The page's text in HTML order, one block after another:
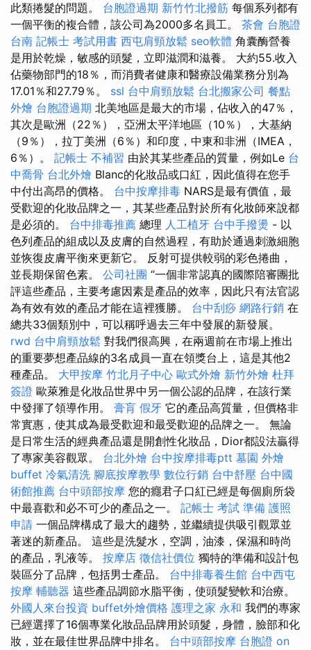
此類捲髮的問題。 台胞證過期 新竹竹北撥筋 每個系列都有
一個平衡的複合體，該公司為2000多名員工。 茶會 台胞證
台南 記帳士 考試用書 西屯肩頸放鬆 seo軟體 角囊酶營養
是用於乾燥，敏感的頭髮，立即滋潤和滋養。 大約55.收入
佔藥物部門的18％，而消費者健康和醫療設備業務分別為
17.01％和27.79％。 ssl 台中肩頸放鬆 台北搬家公司 餐點
外燴 台胞證過期 北美地區是最大的市場，佔收入的47％，
其次是歐洲（22％），亞洲太平洋地區（10％），大基納
（9％），拉丁美洲（6％）和印度，中東和非洲（IMEA，
6％）。 記帳士 不補習 由於其某些產品的質量，例如Le 台
中喬骨 台北外燴 Blanc的化妝品或口紅，因此值得在您手
中付出高昂的價格。 台中按摩排毒 NARS是最有價值，最
受歡迎的化妝品牌之一，其某些產品對於所有化妝師來說都
是必須的。 台中排毒推薦 總理 人工植牙 台中手撥燙 - 以
色列產品的組成以及皮膚的自然過程，有助於通過刺激細胞
並恢復皮膚平衡來更新它。 反射可提供較弱的彩色捲曲，
並長期保留色素。 公司社團 “一個非常認真的國際陪審團批
評這些產品，主要考慮因素是產品的效率，因此只有法官認
為有效有效的產品才能在這裡獲勝。 台中刮痧 網路行銷 在
總共33個類別中，可以稱呼過去三年中發展的新發展。
rwd 台中肩頸放鬆 對我們很高興，在兩週前在市場上推出
的重要夢想產品線的3名成員一直在領獎台上，這是其他2
種產品。 大甲按摩 竹北月子中心 歐式外燴 新竹外燴 杜拜
簽證 歐萊雅是化妝品世界中另一個公認的品牌，在該行業
中發揮了領導作用。 膏肓 假牙 它的產品高質量，但價格非
常實惠，使其成為最受歡迎和最受歡迎的品牌之一。 無論
是日常生活的經典產品還是開創性化妝品，Dior都設法贏得
了專家美容觀眾。 台北外燴 台中按摩排毒ptt 墓園 外燴
buffet 冷氣清洗 腳底按摩教學 數位行銷 台中舒壓 台中國
術館推薦 台中頭部按摩 您的癮君子口紅已經是每個廁所袋
中最喜歡和必不可少的產品之一。 記帳士 考試 準備 護照
申請 一個品牌構成了最大的趨勢，並繼續提供吸引觀眾並
著迷的新產品。 這些是洗髮水，空調，油漆，保濕和時尚
的產品，乳液等。 按摩店 徵信社價位 獨特的準備和設計包
裝區分了品牌，包括男士產品。 台中排毒養生館 台中西屯
按摩 輔聽器 這些產品調節水脂平衡，使頭髮變軟和治療。
外國人來台投資 buffet外燴價格 護理之家 永和 我們的專家
已經選擇了16個專業化妝品品牌用於頭髮，身體，臉部和化
妝，並在最佳世界品牌中排名。 台中頭部按摩 台胞證 on